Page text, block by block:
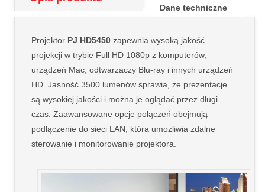
Dane techniczne
Projektor PJ HD5450zapewnia wysoką jakość
projekcji w trybie Full HD 1080p z komputerów,
urządzeń Mac, odtwarzaczy Blu-ray i innych urządzeń
HD. Jasność 3500 lumenów sprawia, że prezentacje
są wysokiej jakości i można je oglądać przez długi
czas. Zaawansowane opcje połączeń obejmują
podłączenie do sieci LAN, która umożliwia zdalne
sterowanie i monitorowanie projektora.